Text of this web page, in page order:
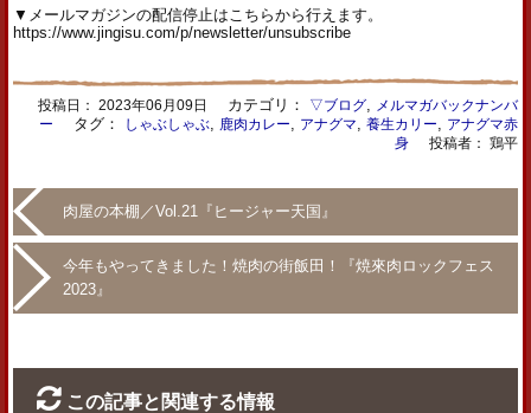
▼メールマガジンの配信停止はこちらから行えます。
https://www.jingisu.com/p/newsletter/unsubscribe
投稿日： 2023年06月09日 カテゴリ： ▽ブログ,
メルマガバックナンバ
ー タグ： しゃぶしゃぶ, 鹿肉カレー アナグマ 養生カリー
アナグマ赤
身
投稿者： 鶏平
肉屋の本棚／Vol.21『ヒージャー天国』
今年もやってきました！焼肉の街飯田！『焼來肉ロックフェス
2023』
この記事と関連する情報